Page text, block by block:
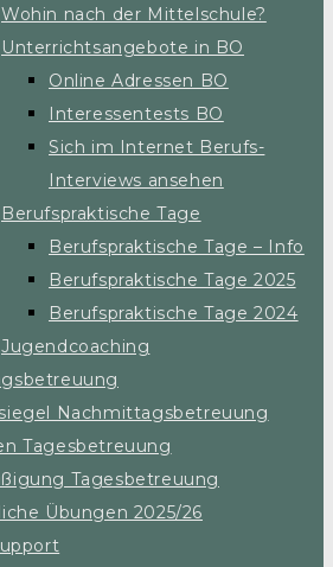
Wohin nach der Mittelschule?
Unterrichtsangebote in BO
Online Adressen BO
Interessentests BO
Sich im Internet Berufs-
Interviews ansehen
Berufspraktische Tage
Berufspraktische Tage – Info
Berufspraktische Tage 2025
Berufspraktische Tage 2024
Jugendcoaching
Nachmittagsbetreuung
Tagesbetreuung
Tagesbetreuung
Übungen 2025/26